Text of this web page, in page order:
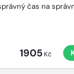
čas na
1905Kč